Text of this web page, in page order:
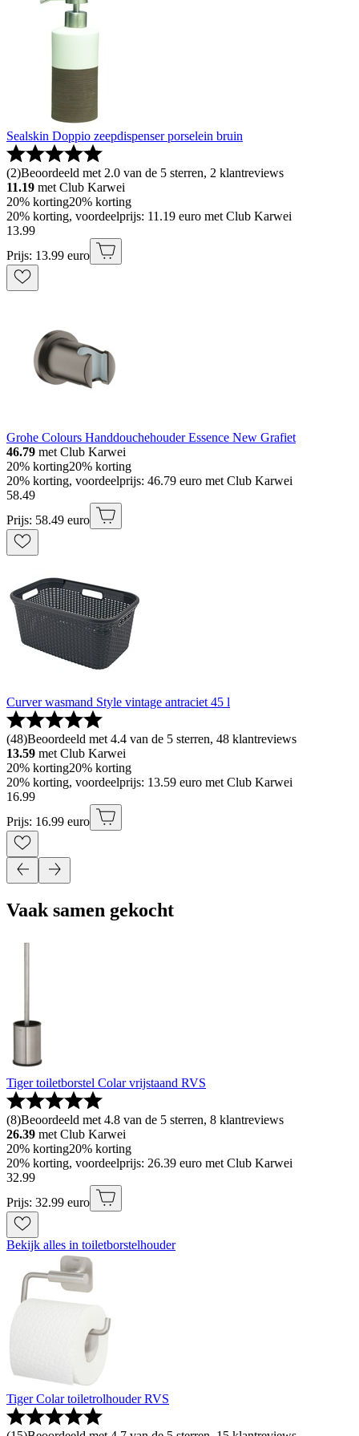
Sealskin Doppio zeepdispenser porselein bruin
(2)Beoordeeld met 2.0 van de 5 sterren, 2 klantreviews
11.19 met Club Karwei
20% korting20% korting
20% korting, voordeelprijs: 11.19 euro met Club Karwei
13.99
Prijs: 13.99 euro
Grohe Colours Handdouchehouder Essence New Grafiet
46.79 met Club Karwei
20% korting20% korting
20% korting, voordeelprijs: 46.79 euro met Club Karwei
58.49
Prijs: 58.49 euro
Curver wasmand Style vintage antraciet 45 l
(48)Beoordeeld met 4.4 van de 5 sterren, 48 klantreviews
13.59 met Club Karwei
20% korting20% korting
20% korting, voordeelprijs: 13.59 euro met Club Karwei
16.99
Prijs: 16.99 euro
Vaak samen gekocht
Tiger toiletborstel Colar vrijstaand RVS
(8)Beoordeeld met 4.8 van de 5 sterren, 8 klantreviews
26.39 met Club Karwei
20% korting20% korting
20% korting, voordeelprijs: 26.39 euro met Club Karwei
32.99
Prijs: 32.99 euro
Bekijk alles in toiletborstelhouder
Tiger Colar toiletrolhouder RVS